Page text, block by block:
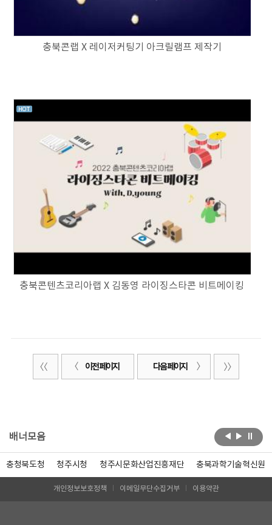
충북콘랩 X 레이저커팅기 아크릴램프 제작기
충북콘텐츠코리아랩 X 김동영 라이징스타콘 비트메이킹
이전 페이지 다음 페이지
배너모음
충청북도청 청주시청 청주시문화산업진흥재단 충북과학기술혁신원
개인정보보호정책 이메일무단수집거부 이용약관